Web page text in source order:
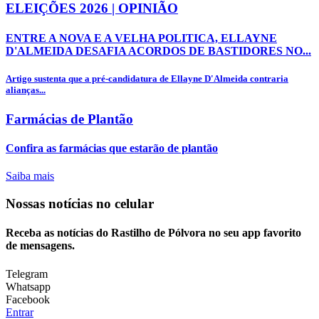
ELEIÇÕES 2026 | OPINIÃO
ENTRE A NOVA E A VELHA POLITICA, ELLAYNE
D'ALMEIDA DESAFIA ACORDOS DE BASTIDORES NO...
Artigo sustenta que a pré-candidatura de Ellayne D'Almeida contraria
alianças...
Farmácias de Plantão
Confira as farmácias que estarão de plantão
Saiba mais
Nossas notícias no celular
Receba as notícias do Rastilho de Pólvora no seu app favorito
de mensagens.
Telegram
Whatsapp
Facebook
Entrar